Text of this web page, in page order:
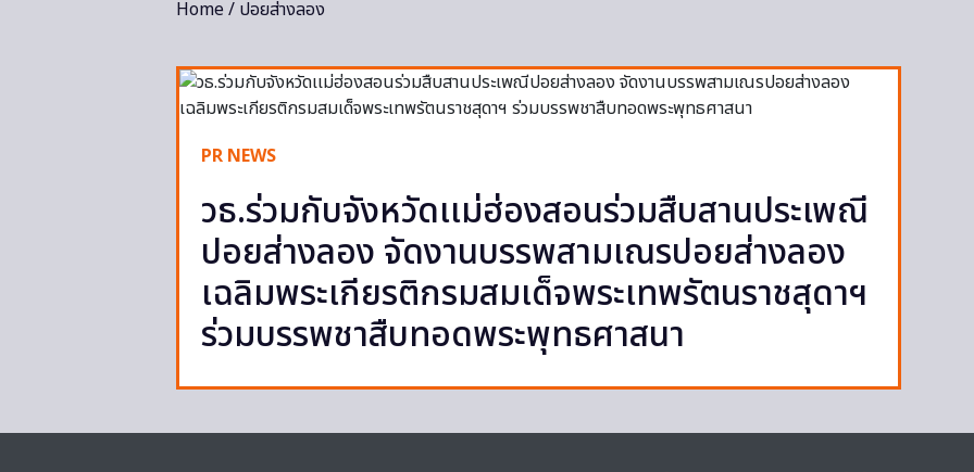
Home/ ปอยส่างลอง
PR NEWS
วธ.ร่วมกับจังหวัดเเม่ฮ่องสอนร่วมสืบสานประเพณี
ปอยส่างลอง จัดงานบรรพสามเณรปอยส่างลอง
เฉลิมพระเกียรติกรมสมเด็จพระเทพรัตนราชสุดาฯ
ร่วมบรรพชาสืบทอดพระพุทธศาสนา